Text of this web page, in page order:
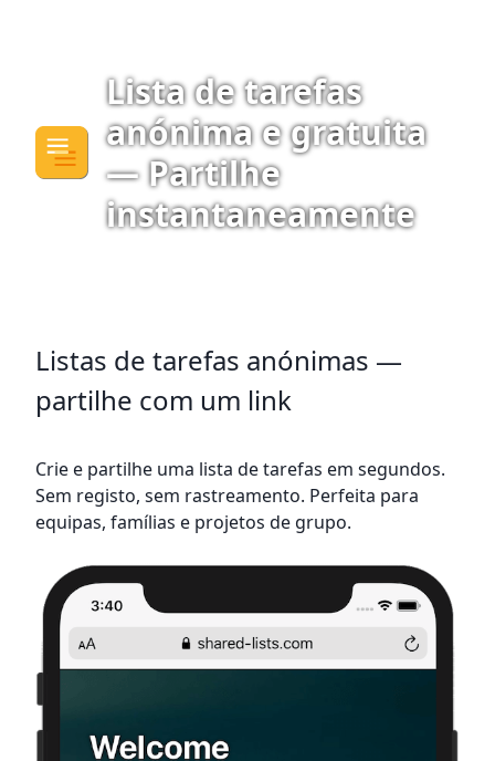
Lista de tarefas
anónima e gratuita
— Partilhe
instantaneamente
Listas de tarefas anónimas —
partilhe com um link
Crie e partilhe uma lista de tarefas em segundos.
Sem registo, sem rastreamento. Perfeita para
equipas, famílias e projetos de grupo.